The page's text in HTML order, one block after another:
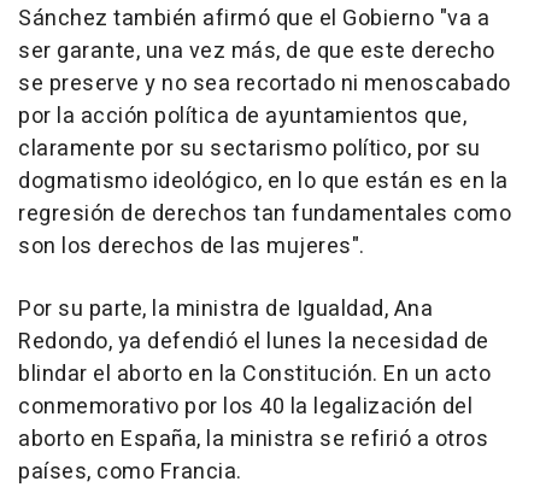
Sánchez también afirmó que el Gobierno "va a
ser garante, una vez más, de que este derecho
se preserve y no sea recortado ni menoscabado
por la acción política de ayuntamientos que,
claramente por su sectarismo político, por su
dogmatismo ideológico, en lo que están es en la
regresión de derechos tan fundamentales como
son los derechos de las mujeres".
Por su parte, la ministra de Igualdad, Ana
Redondo, ya defendió el lunes la necesidad de
blindar el aborto en la Constitución. En un acto
conmemorativo por los 40 la legalización del
aborto en España, la ministra se refirió a otros
países, como Francia.